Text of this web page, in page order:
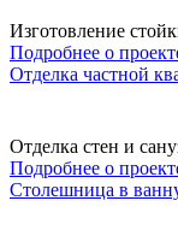
Изготовление
Подробнее о
Отделка частной
Отделка стен и
Подробнее о
Столешница в